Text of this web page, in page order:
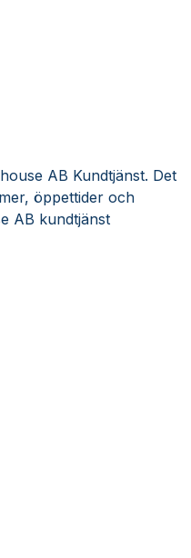
AB Kundtjänst. Det
öppettider och
AB kundtjänst